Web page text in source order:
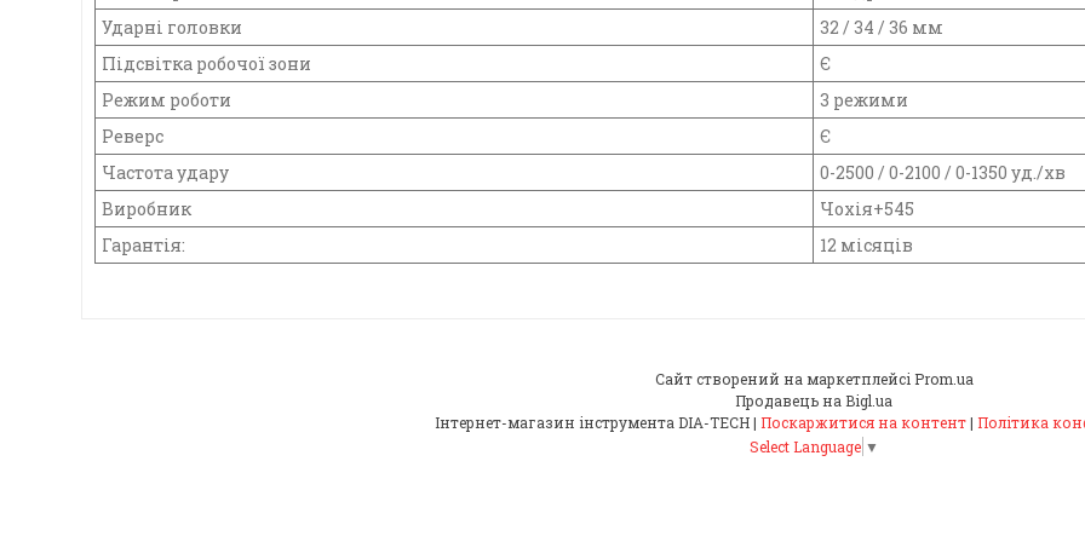
Ударні головки
32 / 34 / 36 мм
Підсвітка робочої зони
Є
Режим роботи
3 режими
Реверс
Є
Частота удару
0-2500 / 0-2100 / 0-1350 уд./хв
Виробник
Чохія+545
Гарантія:
12 місяців
Сайт створений на маркетплейсі Prom.ua
Продавець на Bigl.ua
Інтернет-магазин інструмента DIA-TECH | Поскаржитися на контент | Політика
Select Language ▼